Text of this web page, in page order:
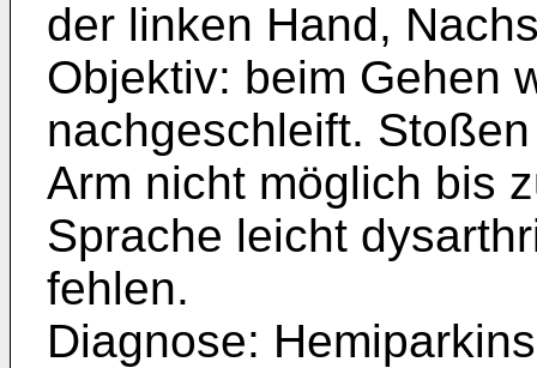
der linken Hand,
Objektiv: beim Gehen
nachgeschleift.
Arm nicht möglich bis
Sprache leicht
fehlen.
Diagnose: